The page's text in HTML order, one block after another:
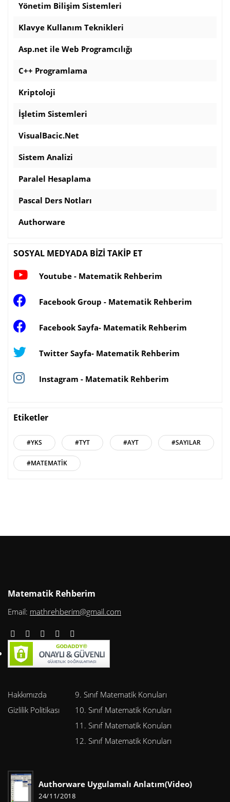
Yönetim Bilişim Sistemleri
Klavye Kullanım Teknikleri
Asp.net ile Web Programcılığı
C++ Programlama
Kriptoloji
İşletim Sistemleri
VisualBacic.Net
Sistem Analizi
Paralel Hesaplama
Pascal Ders Notları
Authorware
SOSYAL MEDYADA BİZİ TAKİP ET
Youtube - Matematik Rehberim
Facebook Group - Matematik Rehberim
Facebook Sayfa- Matematik Rehberim
Twitter Sayfa- Matematik Rehberim
Instagram - Matematik Rehberim
Etiketler
#YKS #TYT #AYT #SAYILAR
#MATEMATIK
Matematik Rehberim
Email: mathrehberim@gmail.com
Hakkımızda
Gizlilik Politikası
9. Sınıf Matematik Konuları
10. Sınıf Matematik Konuları
11. Sınıf Matematik Konuları
12. Sınıf Matematik Konuları
Authorware Uygulamalı Anlatım(Video)
24/11/2018